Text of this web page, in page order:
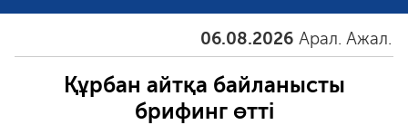
06.08.2026 Арал. Ажал.
Құрбан айтқа байланысты
брифинг өтті